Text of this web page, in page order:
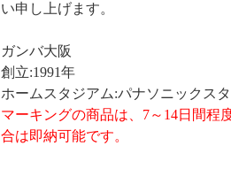
い申し上げます。
ガンバ大阪
創立:1991年
ホームスタジアム:パナソニックス
マーキングの商品は、7～14日間程
合は即納可能です。